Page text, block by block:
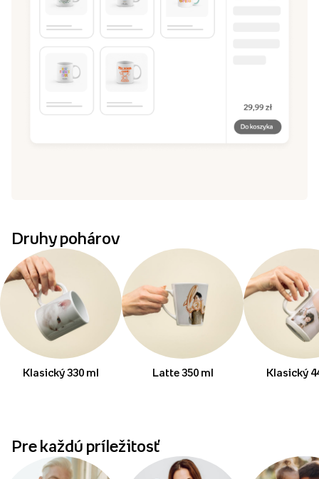
Druhy pohárov
Klasický 330 ml Latte 350 ml Klasický
Pre každú príležitosť